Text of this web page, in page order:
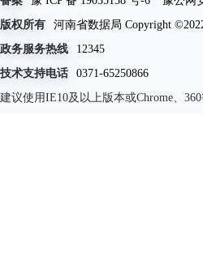
版权所有
河南省数据局 Copyright
政务服务热线
12345
技术支持电话
0371-65250866
建议使用IE10及以上版本或Chrome、